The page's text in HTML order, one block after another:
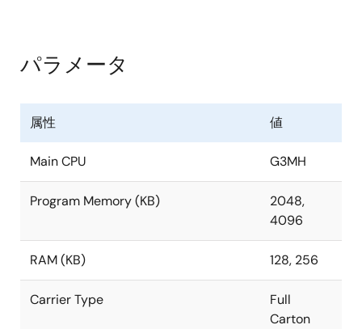
メモリ保護機能
4.5 - 5.5 V (I/O用、システム用、ADコンバータ
ー用、RDコンバーター用)
動作温度: Tj= -40 - +150°
パラメータ
属性 値
Main CPU G3MH
Program Memory (KB)
2048,
4096
RAM (KB) 128, 256
Carrier Type
Full
Carton